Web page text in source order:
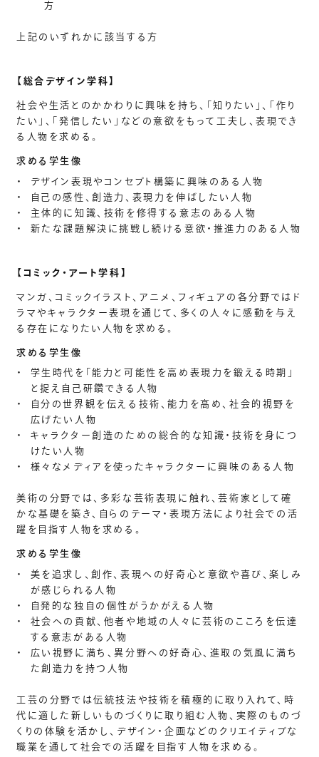
方
上記のいずれかに該当する方
【総合デザイン学科】
社会や生活とのかかわりに興味を持ち、「知りたい」、「作り
たい」、「発信したい」などの意欲をもって工夫し、表現でき
る人物を求める。
求める学生像
・
デザイン表現やコンセプト構築に興味のある人物
・
自己の感性、創造力、表現力を伸ばしたい人物
・
主体的に知識、技術を修得する意志のある人物
・
新たな課題解決に挑戦し続ける意欲・推進力のある人物
【コミック・アート学科】
マンガ、コミックイラスト、アニメ、フィギュアの各分野ではド
ラマやキャラクター表現を通じて、多くの人々に感動を与え
る存在になりたい人物を求める。
求める学生像
・
学生時代を「能力と可能性を高め表現力を鍛える時期」
と捉え自己研鑽できる人物
・
自分の世界観を伝える技術、能力を高め、社会的視野を
広げたい人物
・
キャラクター創造のための総合的な知識・技術を身につ
けたい人物
・
様々なメディアを使ったキャラクターに興味のある人物
美術の分野では、多彩な芸術表現に触れ、芸術家として確
かな基礎を築き、自らのテーマ・表現方法により社会での活
躍を目指す人物を求める。
求める学生像
・
美を追求し、創作、表現への好奇心と意欲や喜び、楽しみ
が感じられる人物
・
自発的な独自の個性がうかがえる人物
・
社会への貢献、他者や地域の人々に芸術のこころを伝達
する意志がある人物
・
広い視野に満ち、異分野への好奇心、進取の気風に満ち
た創造力を持つ人物
工芸の分野では伝統技法や技術を積極的に取り入れて、時
代に適した新しいものづくりに取り組む人物、実際のものづ
くりの体験を活かし、デザイン・企画などのクリエイティブな
職業を通して社会での活躍を目指す人物を求める。